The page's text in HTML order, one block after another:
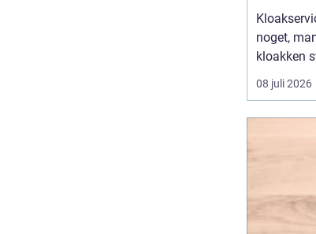
noget,
kloakken
systematisk
ikke
08 juli 2026